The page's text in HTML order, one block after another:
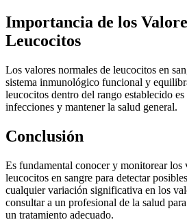
Importancia de los
Leucocitos
Los valores normales de leucocitos en
sistema inmunológico funcional y
leucocitos dentro del rango establecido
infecciones y mantener la salud general.
Conclusión
Es fundamental conocer y monitorear los
leucocitos en sangre para detectar
cualquier variación significativa en los
consultar a un profesional de la salud
un tratamiento adecuado.